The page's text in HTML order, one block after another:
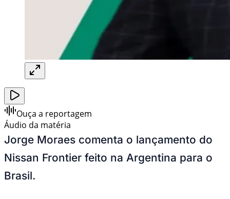
Ouça a reportagem
Áudio da matéria
Jorge Moraes comenta o lançamento do
Nissan Frontier feito na Argentina para o
Brasil.